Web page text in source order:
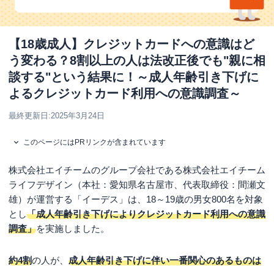
【18歳成人】クレジットカードへの意識はど
う変わる？8割以上の人は法改正後でも"親に相
談する"という結果に！～成人年齢引き下げに
よるクレジットカード利用への意識調査～
最終更新日:2025年3月24日
このページにはPRリンクが含まれています
株式会社エイチームのグループ会社である株式会社エイチーム
ライフデザイン（本社：愛知県名古屋市、代表取締役：間瀬文
雄）が運営する「イーデス」は、18～19歳の男女800名を対象
とし「成人年齢引き下げによりクレジットカード利用への意識
調査」を実施しました。
約4割の人が、 成人年齢引き下げに伴い一番関心のあるものは